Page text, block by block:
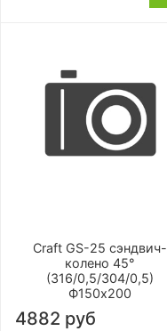
Craft GS-25 сэндвич-
колено 45°
(316/0,5/304/0,5)
Ф150х200
4882 руб